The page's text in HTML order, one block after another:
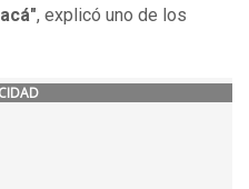
, explicó uno de los